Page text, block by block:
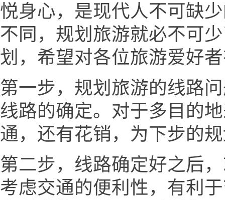
悦身心，是现代人不可缺
不同，规划旅游就必不可
划，希望对各位旅游爱好
第一步，规划旅游的线路
线路的确定。对于多目的
通，还有花销，为下步的
第二步，线路确定好之后
考虑交通的便利性，有利